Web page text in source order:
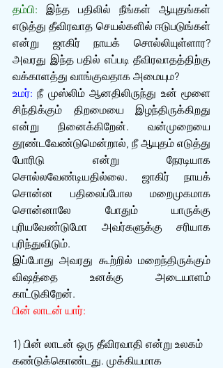
தம்பி: இந்த பதிலில் நீங்கள் ஆயுதங்கள்
எடுத்து தீவிரவாத செயல்களில் ஈடுபடுங்கள்
என்று ஜாகிர் நாயக் சொல்லியுள்ளார?
அவரது இந்த பதில் எப்படி தீவிரவாதத்திற்கு
வக்காளத்து வாங்குவதாக அமையும?
உமர்: நீ முஸ்லிம் ஆனதிலிருந்து உன் மூளை
சிந்திக்கும் திறமையை இழந்திருக்கிறது
என்று நினைக்கிறேன். வன்முறையை
தூண்டவேண்டுமென்றால், நீ ஆயுதம் எடுத்து
போரிடு என்று நேரடியாக
சொல்லவேண்டியதில்லை. ஜாகிர் நாயக்
சொன்ன பதிலைப்போல மறைமுகமாக
சொன்னாலே போதும் யாருக்கு
புரியவேண்டுமோ அவர்களுக்கு சரியாக
புரிந்துவிடும்.
இப்போது அவரது கூற்றில் மறைந்திருக்கும்
விஷத்தை உனக்கு அடையாளம்
காட்டுகிறேன்.
பின் லாடன் யார்:
1) பின் லாடன் ஒரு தீவிரவாதி என்று உலகம்
கண்டுக்கொண்டது. முக்கியமாக